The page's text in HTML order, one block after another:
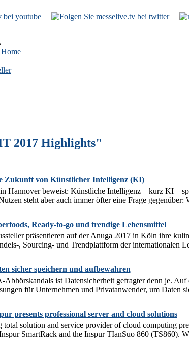
Home
2017 Highlights"
Zukunft von Künstlicher Intelligenz (KI)
Hannover beweist: Künstliche Intelligenz – kurz KI –
steht aber auch immer öfter eine Frage
Ready-to-go und trendige Lebensmittel
präsentieren auf der Anuga 2017 in Köln ihre
, Sourcing- und Trendplattform der internationalen
sicher speichern und aufbewahren
Abhörskandals ist Datensicherheit gefragter denn je.
für Unternehmen und Privatanwender, um Daten
presents professional server and cloud solutions
total solution and service provider of cloud computing
SmartRack and the Inspur TIanSuo 860 (TS860).